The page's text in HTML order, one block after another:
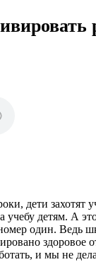
дети
учебу детям. А
один. Ведь
здоровое
и мы не